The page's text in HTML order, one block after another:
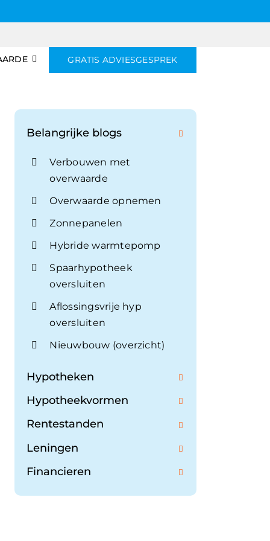
GRATIS ADVIESGESPREK
Belangrijke blogs
Verbouwen met
overwaarde
Overwaarde opnemen
Zonnepanelen
Hybride warmtepomp
Spaarhypotheek
oversluiten
Aflossingsvrije hyp
oversluiten
Nieuwbouw (overzicht)
Hypotheken
Hypotheekvormen
Rentestanden
Leningen
Financieren